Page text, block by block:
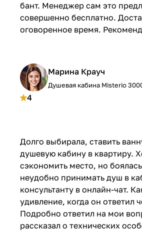
бант. Менеджер сам это
совершенно бесплатно.
оговоренное время.
Марина Крауч
Душевая кабина Misterio
4
Долго выбирала, ставить
душевую кабину в квартиру.
сэкономить место, но
неудобно принимать душ в
консультанту в онлайн-чат.
удивление, когда он ответил
Подробно ответил на мои
рассказал о технических